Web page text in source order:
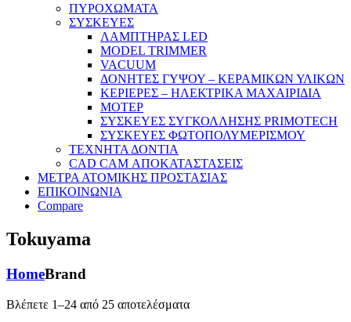
ΠΥΡΟΧΩΜΑΤΑ
ΣΥΣΚΕΥΕΣ
ΛΑΜΠΤΗΡΑΣ LED
MODEL TRIMMER
VACUUM
ΔΟΝΗΤΕΣ ΓΥΨΟΥ – ΚΕΡΑΜΙΚΩΝ ΥΛΙΚΩΝ
ΚΕΡΙΕΡΕΣ – ΗΛΕΚΤΡΙΚΑ ΜΑΧΑΙΡΙΔΙΑ
ΜΟΤΕΡ
ΣΥΣΚΕΥΕΣ ΣΥΓΚΟΛΛΗΣΗΣ PRIMOTECH
ΣΥΣΚΕΥΕΣ ΦΩΤΟΠΟΛΥΜΕΡΙΣΜΟΥ
ΤΕΧΝΗΤΑ ΔΟΝΤΙΑ
CAD CAM ΑΠΟΚΑΤΑΣΤΑΣΕΙΣ
ΜΕΤΡΑ ΑΤΟΜΙΚΗΣ ΠΡΟΣΤΑΣΙΑΣ
ΕΠΙΚΟΙΝΩΝΙΑ
Compare
Tokuyama
HomeBrand
Βλέπετε 1–24 από 25 αποτελέσματα